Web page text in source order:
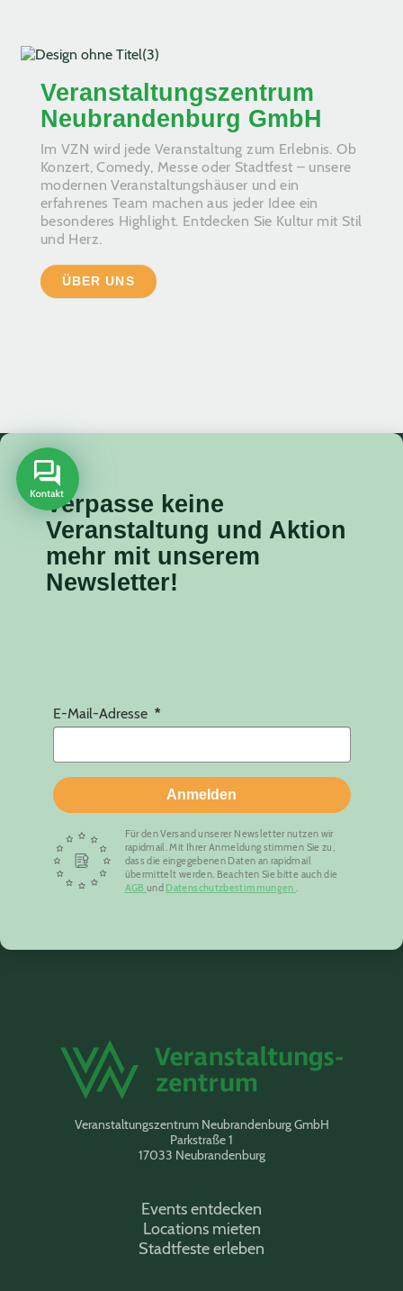
Veranstaltungszentrum
Neubrandenburg GmbH
Im VZN wird jede Veranstaltung zum Erlebnis. Ob
Konzert, Comedy, Messe oder Stadtfest – unsere
modernen Veranstaltungshäuser und ein
erfahrenes Team machen aus jeder Idee ein
besonderes Highlight. Entdecken Sie Kultur mit Stil
und Herz.
ÜBER UNS
Verpasse keine
Veranstaltung und Aktion
mehr mit unserem
Newsletter!
E-Mail-Adresse
Anmelden
Für den Versand unserer Newsletter nutzen wir
rapidmail. Mit Ihrer Anmeldung stimmen Sie zu,
dass die eingegebenen Daten an rapidmail
übermittelt werden. Beachten Sie bitte auch die
AGB und Datenschutzbestimmungen
Veranstaltungszentrum Neubrandenburg GmbH
Parkstraße 1
17033 Neubrandenburg
Events entdecken
Locations mieten
Stadtfeste erleben